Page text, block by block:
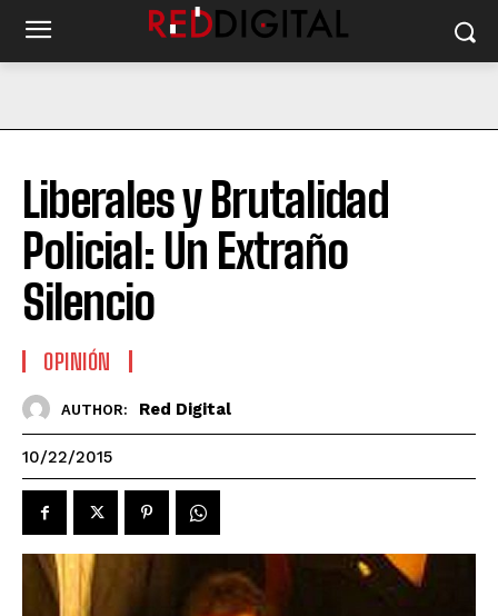
Liberales y Brutalidad
Policial: Un Extraño
Silencio
OPINIÓN
AUTHOR: Red Digital
10/22/2015